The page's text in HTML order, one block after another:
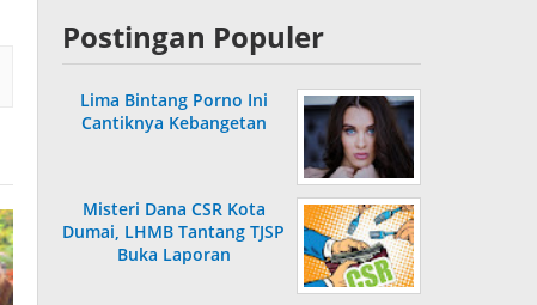
Postingan Populer
Lima Bintang Porno Ini
Cantiknya Kebangetan
Misteri Dana CSR Kota
Dumai, LHMB Tantang TJSP
Buka Laporan